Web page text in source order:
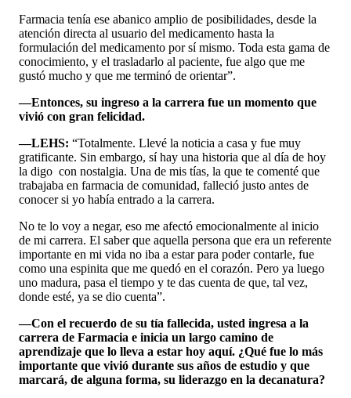
Farmacia tenía ese abanico amplio de posibilidades, desde la
atención directa al usuario del medicamento hasta la
formulación del medicamento por sí mismo. Toda esta gama de
conocimiento, y el trasladarlo al paciente, fue algo que me
gustó mucho y que me terminó de orientar”.
—Entonces, su ingreso a la carrera fue un momento que
vivió con gran felicidad.
—LEHS: “Totalmente. Llevé la noticia a casa y fue muy
gratificante. Sin embargo, sí hay una historia que al día de hoy
la digo con nostalgia. Una de mis tías, la que te comenté que
trabajaba en farmacia de comunidad, falleció justo antes de
conocer si yo había entrado a la carrera.
No te lo voy a negar, eso me afectó emocionalmente al inicio
de mi carrera. El saber que aquella persona que era un referente
importante en mi vida no iba a estar para poder contarle, fue
como una espinita que me quedó en el corazón. Pero ya luego
uno madura, pasa el tiempo y te das cuenta de que, tal vez,
donde esté, ya se dio cuenta”.
—Con el recuerdo de su tía fallecida, usted ingresa a la
carrera de Farmacia e inicia un largo camino de
aprendizaje que lo lleva a estar hoy aquí. ¿Qué fue lo más
importante que vivió durante sus años de estudio y que
marcará, de alguna forma, su liderazgo en la decanatura?